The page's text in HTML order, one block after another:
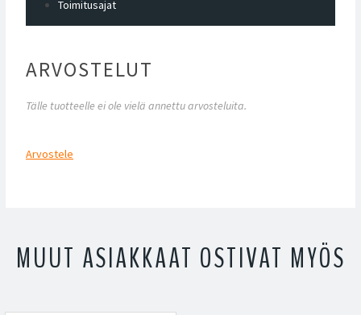
Toimitusajat
ARVOSTELUT
Tälle tuotteelle ei ole vielä annettu arvosteluita.
Arvostele
MUUT ASIAKKAAT OSTIVAT MYÖS